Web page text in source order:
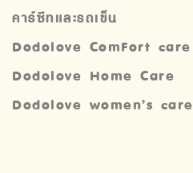
คาร์ซีทและรถเข็น
Dodolove ComFort care
Dodolove Home Care
Dodolove women’s care